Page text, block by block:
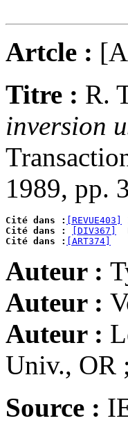
Artcle :
Titre : R.
inversion
1989, pp.
Cité dans : [REVUE403]
Cité dans :
[DIV367]
Cité dans :
[ART374]
Auteur :
Auteur :
Auteur :
Univ., OR ;
Source :